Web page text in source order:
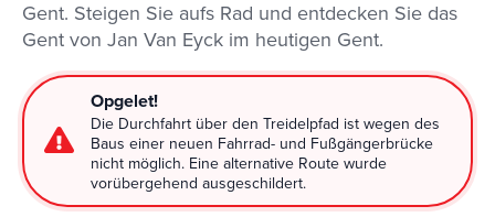
Gent. Steigen Sie aufs Rad und entdecken Sie das
Gent von Jan Van Eyck im heutigen Gent.
Opgelet!
Die Durchfahrt über den Treidelpfad ist wegen des
Baus einer neuen Fahrrad- und Fußgängerbrücke
nicht möglich. Eine alternative Route wurde
vorübergehend ausgeschildert.